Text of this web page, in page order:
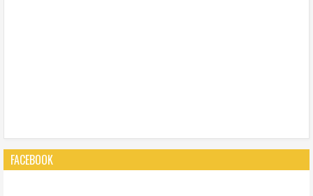
FACEBOOK